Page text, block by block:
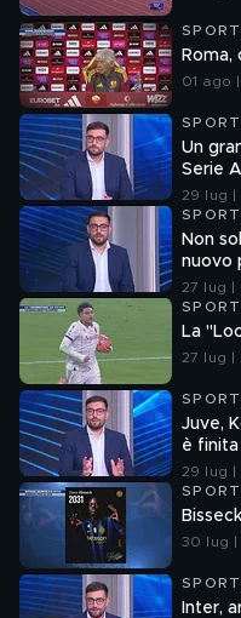
Roma,
01 ago |
Un
Serie
29 lug |
Non
nuovo
27 lug |
La
27 lug |
Juve,
è finita
29 lug |
30 lug |
Inter,